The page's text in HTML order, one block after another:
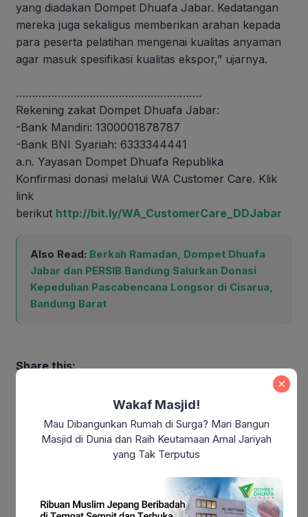
yang diadakan Dompet Dhuafa Jabar. Kedatangan
mereka juga sekaligus memberikan arahan kepada
para peserta pelatihan mengenai kualitas anyaman
agar masuk spesifikasi kualitas ekspor,” ujarnya.
………………………………………………….
Rekening zakat Dompet Dhuafa Jabar:
-Bank Mandiri: 1300001878787
-Bank BNI Syariah: 6333344441
a.n. Yayasan Dompet Dhuafa Republika
Konfirmasi donasi melalui WA Customer Care. Klik
link
berikut http://bit.ly/WA_CustomerCare_DDJabar
Also Read: Berkah Ramadan, Dompet Dhuafa
Jabar dan PERSIB Bandung Salurkan Donasi
Kepedulian Pascabencana Longsor di Cisarua,
Bandung Barat
Share this:
Wakaf Masjid!
Mau Dibangunkan Rumah di Surga? Mari Bangun
Masjid di Dunia dan Raih Keutamaan Amal Jariyah
yang Tak Terputus